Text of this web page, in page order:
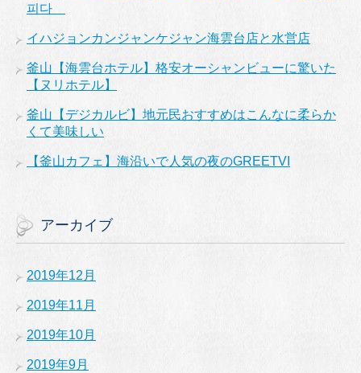
피다
イハジョンカンジャンケジャン海雲台店と水営店
釜山【海雲台ホテル】格安オーシャンビューに驚いた
【ヌリホテル】
釜山【デジカルビ】地元民おすすめはこんなに柔らか
くて美味しい
【釜山カフェ】海沿いで人気の夜のGREETVI
アーカイブ
2019年12月
2019年11月
2019年10月
2019年9月